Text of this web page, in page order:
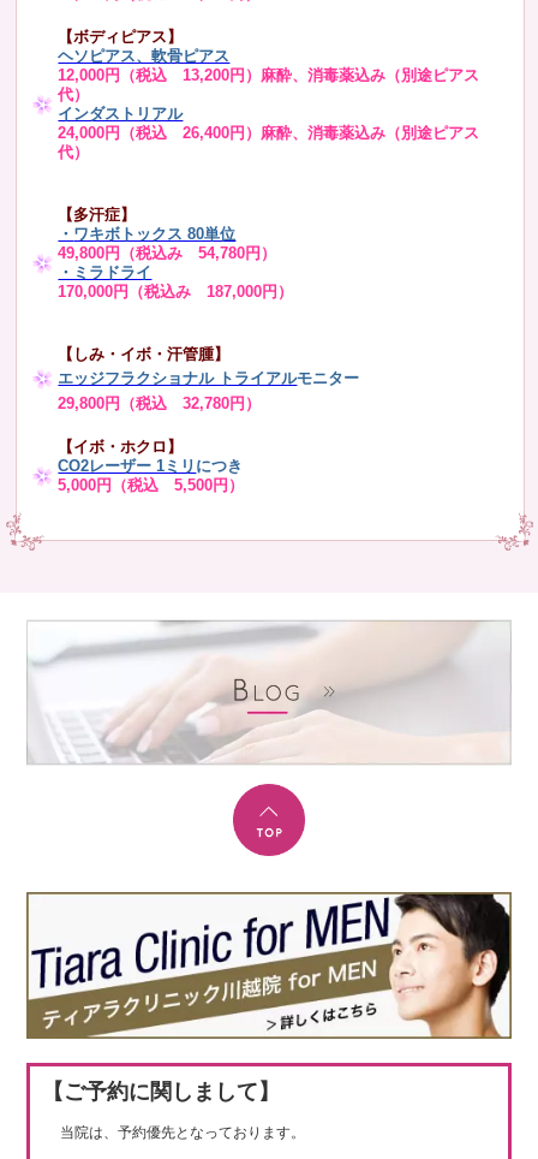
【ボディピアス】
ヘソピアス、軟骨ピアス
12,000円（税込 13,200円）麻酔、消毒薬込み（別途ピアス
代）
インダストリアル
24,000円（税込 26,400円）麻酔、消毒薬込み（別途ピアス
代）
【多汗症】
・ ワキボトックス 80単位
49,800円（税込み 54,780円）
・ミラドライ
170,000円（税込み 187,000円）
【しみ・イボ・汗管腫】
エッジフラクショナル トライアルモニター
29,800円（税込 32,780円）
【イボ・ホクロ】
CO2レーザー 1ミリ につき
5,000円（税込 5,500円）
【ご予約に関しまして】
当院は、予約優先となっております。